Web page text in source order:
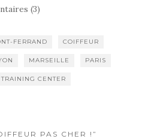
(3)
FERRAND COIFFEUR
MARSEILLE PARIS
TRAINING CENTER
PAS CHER !”